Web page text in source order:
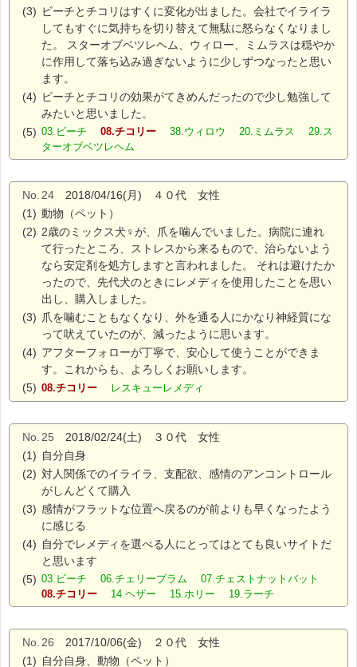
(3) ビーチとチコリはすくに変化が出ました。会社でイライラ
してもすぐに気持ちを切り替えて無駄に怒らなくなりまし
た。 スターオブベツレヘム、ウィロー、ミムラスは穏やか
に作用して落ち込み過ぎないように少しずつなったと思い
ます。
(4) ビーチとチコリの効果がてきめんだったので少し勉強して
みたいと思いました。
(5) 03.ビーチ 08.チコリー
38.ウィロウ 20.ミムラス 29.ス
ターオブベツレヘム
No. 24 2018/04/16(月) ４０代 女性
(1) 動物（ペット）
(2) 2歳のミックス犬♀が、爪を噛んでいました。病院に連れ
て行ったところ、ストレスから来るもので、治らないよう
なら安定剤を処方しますと言われました。 それは避けたか
ったので、先代犬のときにレメディを使用したことを思い
出し、購入しました。
(3) 爪を噛むこともなくなり、外を通る人にかなり神経質にな
って吠えていたのが、減ったように思います。
(4) アフターフォローが丁寧で、安心して使うことができま
す。これからも、よろしくお願いします。
(5) 08.チコリー レスキューレメディ
No. 25 2018/02/24(土) ３０代 女性
(1) 自分自身
(2) 対人関係でのイライラ、支配欲、感情のアンコントロール
がしんどくて購入
(3) 感情がフラットな位置へ戻るのが前よりも早くなったよう
に感じる
(4) 自分でレメディを選べる人にとってはとても良いサイトだ
と思います
(5) 03.ビーチ 06.チェリープラム 07.チェストナットバット
08.チコリー
14.ヘザー 15.ホリー 19.ラーチ
No. 26 2017/10/06(金) ２０代 女性
(1) 自分自身、動物（ペット）